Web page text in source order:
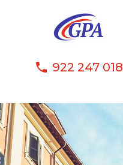
922 247 018